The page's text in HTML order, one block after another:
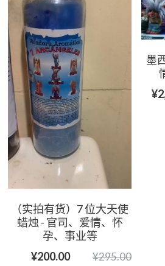
登录
搜索
微信联系
（实拍有货）7 位大天使
蜡烛 - 官司、爱情、怀
孕、事业等
¥200.00
¥295.00
墨